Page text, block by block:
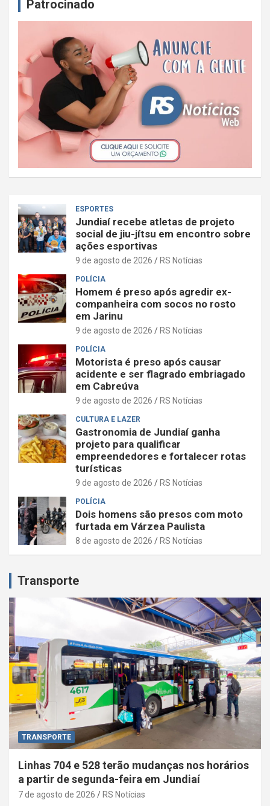
Patrocinado
ESPORTES
Jundiaí recebe atletas de projeto
social de jiu-jítsu em encontro sobre
ações esportivas
9 de agosto de 2026 RS Notícias
POLÍCIA
Homem é preso após agredir ex-
companheira com socos no rosto
em Jarinu
9 de agosto de 2026 RS Notícias
POLÍCIA
Motorista é preso após causar
acidente e ser flagrado embriagado
em Cabreúva
9 de agosto de 2026 RS Notícias
CULTURA E LAZER
Gastronomia de Jundiaí ganha
projeto para qualificar
empreendedores e fortalecer rotas
turísticas
9 de agosto de 2026 RS Notícias
POLÍCIA
Dois homens são presos com moto
furtada em Várzea Paulista
8 de agosto de 2026 RS Notícias
Transporte
TRANSPORTE
Linhas 704 e 528 terão mudanças nos horários
a partir de segunda-feira em Jundiaí
7 de agosto de 2026 RS Notícias